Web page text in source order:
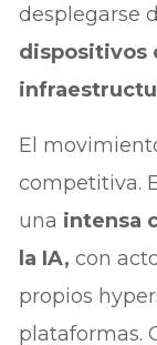
desplegarse
dispositivos
El
competitiva.
una intensa
la IA, con
propios
plataformas.